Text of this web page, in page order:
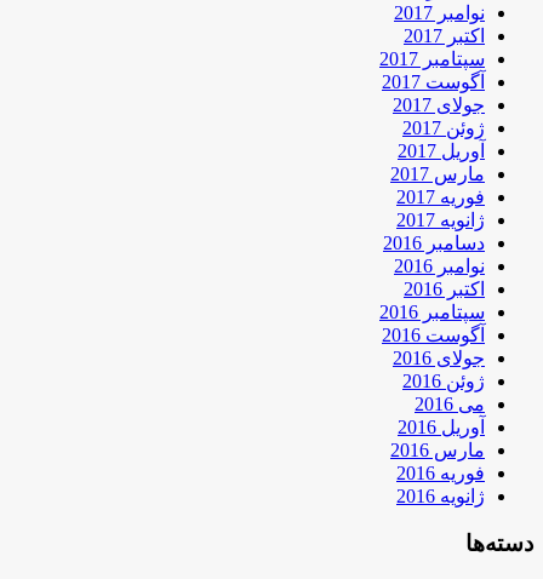
نوامبر 2017
اکتبر 2017
سپتامبر 2017
آگوست 2017
جولای 2017
ژوئن 2017
آوریل 2017
مارس 2017
فوریه 2017
ژانویه 2017
دسامبر 2016
نوامبر 2016
اکتبر 2016
سپتامبر 2016
آگوست 2016
جولای 2016
ژوئن 2016
می 2016
آوریل 2016
مارس 2016
فوریه 2016
ژانویه 2016
دسته‌ها